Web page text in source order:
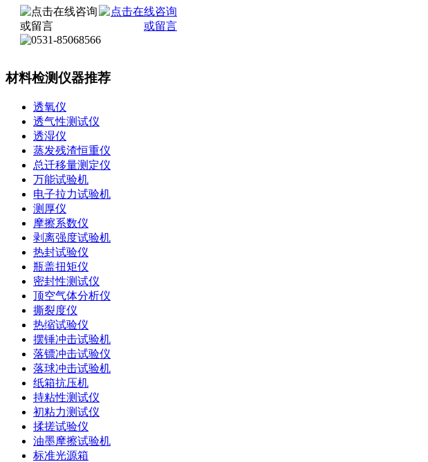
材料检测仪器推荐
透氧仪
透气性测试仪
透湿仪
蒸发残渣恒重仪
总迁移量测定仪
万能试验机
电子拉力试验机
测厚仪
摩擦系数仪
剥离强度试验机
热封试验仪
瓶盖扭矩仪
密封性测试仪
顶空气体分析仪
撕裂度仪
热缩试验仪
摆锤冲击试验机
落镖冲击试验仪
落球冲击试验机
纸箱抗压机
持粘性测试仪
初粘力测试仪
揉搓试验仪
油墨摩擦试验机
标准光源箱